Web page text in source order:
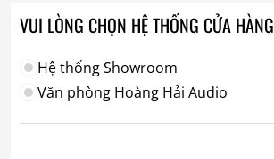
VUI LÒNG CHỌN HỆ THỐNG CỬA HÀNG
Hệ thống Showroom
Văn phòng Hoàng Hải Audio